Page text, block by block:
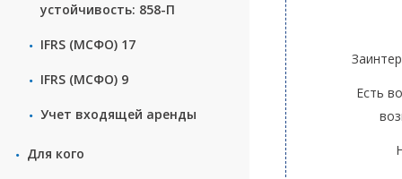
устойчивость: 858-П
IFRS (МСФО) 17
IFRS (МСФО) 9
Учет входящей аренды
Для кого
Есть